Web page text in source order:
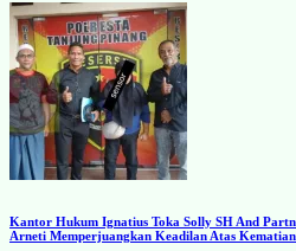
Kantor Hukum Ignatius Toka Solly SH And
Arneti Memperjuangkan Keadilan Atas